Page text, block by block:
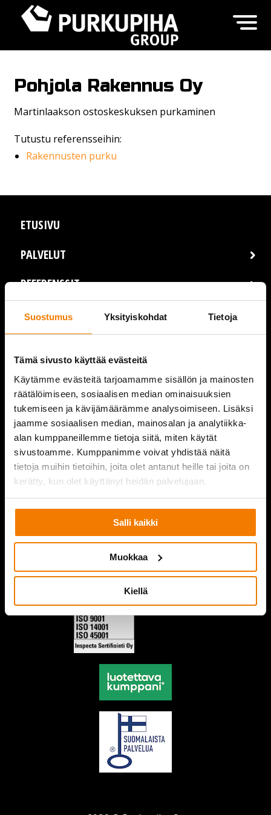
Suostumus Yksityiskohdat Tietoja
Tämä sivusto käyttää evästeitä
Käytämme evästeitä tarjoamamme sisällön ja mainosten
räätälöimiseen, sosiaalisen median ominaisuuksien
tukemiseen ja kävijämäärämme analysoimiseen. Lisäksi
jaamme sosiaalisen median, mainosalan ja analytiikka-
alan kumppaneillemme tietoja siitä, miten käytät
sivustoamme. Kumppanimme voivat yhdistää näitä
tietoja muihin tietoihin, joita olet antanut heille tai joita on
kerätty, kun olet käyttänyt heidän palvelujaan.
Salli kaikki
Muokkaa
Kiellä
Pohjola Rakennus Oy
Martinlaakson ostoskeskuksen purkaminen
Tutustu referensseihin:
Rakennusten purku
ETUSIVU
PALVELUT
REFERENSSIT
AJANKOHTAISTA
YRITYS
YHTEYSTIEDOT
PURKUPIHA